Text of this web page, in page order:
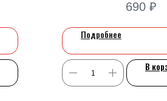
690 ₽
Подробнее
В